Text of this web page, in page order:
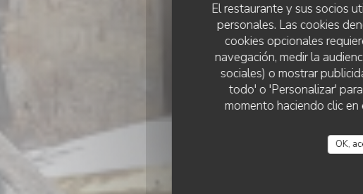
El restaurante y sus socios
personales. Las cookies
cookies opcionales
navegación, medir la
sociales) o mostrar
todo' o 'Personalizar'
momento haciendo clic
OK,